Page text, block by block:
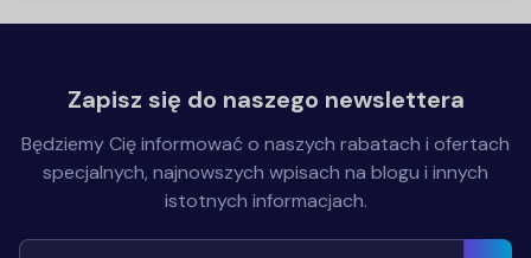
Zapisz się do naszego newslettera
Będziemy Cię informować o naszych rabatach i ofertach
specjalnych, najnowszych wpisach na blogu i innych
istotnych informacjach.